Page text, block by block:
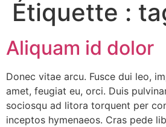
Étiquette :
Aliquam id dolor
Donec vitae arcu. Fusce dui leo,
amet, feugiat eu, orci. Duis
sociosqu ad litora torquent per
inceptos hymenaeos. Cras pede